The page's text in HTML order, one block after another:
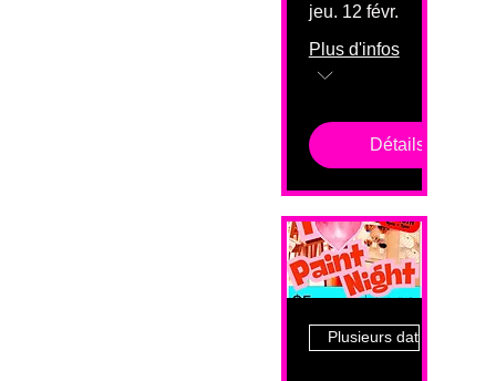
jeu. 12 févr.
Plus d'infos
Détails
Plusieurs dates